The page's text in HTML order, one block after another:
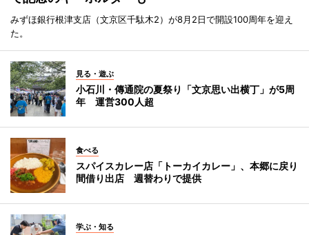
みずほ銀行根津支店（文京区千駄木2）が8月2日で開設100周年を迎え
た。
見る・遊ぶ
小石川・傳通院の夏祭り「文京思い出横丁」が5周
年 運営300人超
食べる
スパイスカレー店「トーカイカレー」、本郷に戻り
間借り出店 週替わりで提供
学ぶ・知る